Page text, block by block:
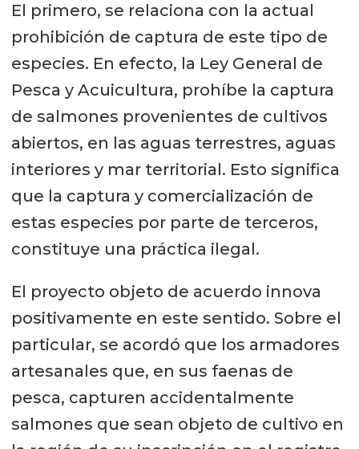
El primero, se relaciona con la actual
prohibición de captura de este tipo de
especies. En efecto, la Ley General de
Pesca y Acuicultura, prohíbe la captura
de salmones provenientes de cultivos
abiertos, en las aguas terrestres, aguas
interiores y mar territorial. Esto significa
que la captura y comercialización de
estas especies por parte de terceros,
constituye una práctica ilegal.
El proyecto objeto de acuerdo innova
positivamente en este sentido. Sobre el
particular, se acordó que los armadores
artesanales que, en sus faenas de
pesca, capturen accidentalmente
salmones que sean objeto de cultivo en